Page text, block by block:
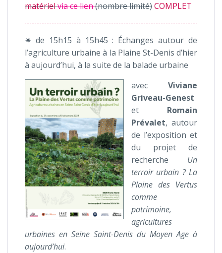
matérielvia ce lien(nombre limité)COMPLET
✷ de 15h15 à 15h45 : Échanges autour de
l’agriculture urbaine à la Plaine St-Denis d’hier
à aujourd’hui, à la suite de la balade urbaine
avec Viviane
Griveau-Genest
et Romain
Prévalet, autour
de l’exposition et
du projet de
recherche Un
terroir urbain ? La
Plaine des Vertus
comme
patrimoine,
agricultures
urbaines en Seine Saint-Denis du Moyen Age à
aujourd’hui.